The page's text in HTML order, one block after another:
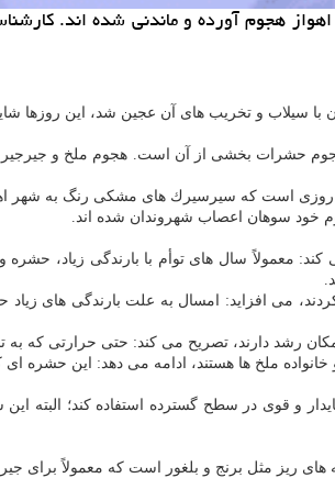
هجوم آورده و ماندنی شده اند.
سیلاب و تخریب های آن عجین شد، این روزها
هجوم حشرات بخشی از آن است. هجوم ملخ و
است كه سیرسیرك های مشكی رنگ به شهر
خود سوهان اعصاب شهروندان شده اند.
معمولاً سال های توأم با بارندگی زیاد،
می افزاید: امسال به علت بارندگی های زیاد
ملخ ها هستند، ادامه می دهد: این
های ریز مثل برنج و بلغور است كه معمولاً برای